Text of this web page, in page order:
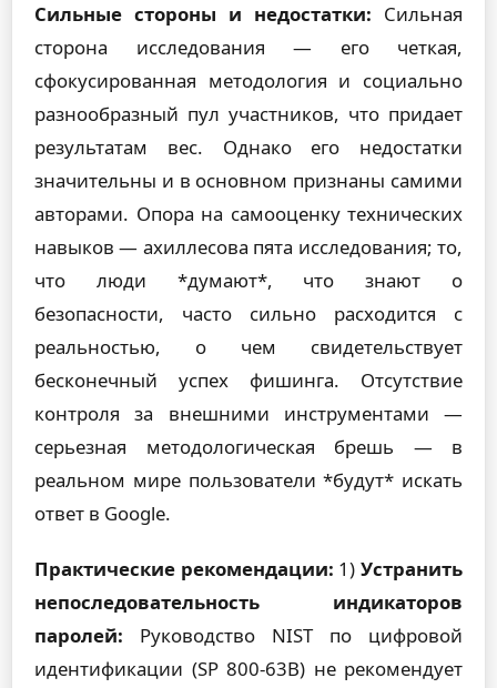
Сильные стороны и недостатки: Сильная
сторона исследования — его четкая,
сфокусированная методология и социально
разнообразный пул участников, что придает
результатам вес. Однако его недостатки
значительны и в основном признаны самими
авторами. Опора на самооценку технических
навыков — ахиллесова пята исследования; то,
что люди *думают*, что знают о
безопасности, часто сильно расходится с
реальностью, о чем свидетельствует
бесконечный успех фишинга. Отсутствие
контроля за внешними инструментами —
серьезная методологическая брешь — в
реальном мире пользователи *будут* искать
ответ в Google.
Практические рекомендации: 1)Устранить
непоследовательность индикаторов
паролей: Руководство NIST по цифровой
идентификации (SP 800-63B) не рекомендует